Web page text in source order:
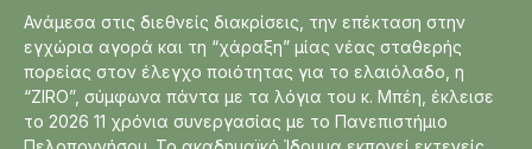
Ανάμεσα στις διεθνείς διακρίσεις, την επέκταση στην
εγχώρια αγορά και τη “χάραξη” μίας νέας σταθερής
πορείας στον έλεγχο ποιότητας για το ελαιόλαδο, η
“ZIRO”, σύμφωνα πάντα με τα λόγια του κ. Μπέη, έκλεισε
το 2026 11 χρόνια συνεργασίας με το Πανεπιστήμιο